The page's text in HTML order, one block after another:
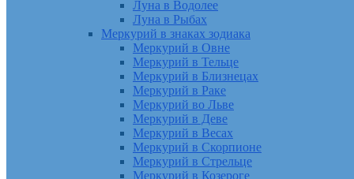
Луна в Водолее
Луна в Рыбах
Меркурий в знаках зодиака
Меркурий в Овне
Меркурий в Тельце
Меркурий в Близнецах
Меркурий в Раке
Меркурий во Льве
Меркурий в Деве
Меркурий в Весах
Меркурий в Скорпионе
Меркурий в Стрельце
Меркурий в Козероге